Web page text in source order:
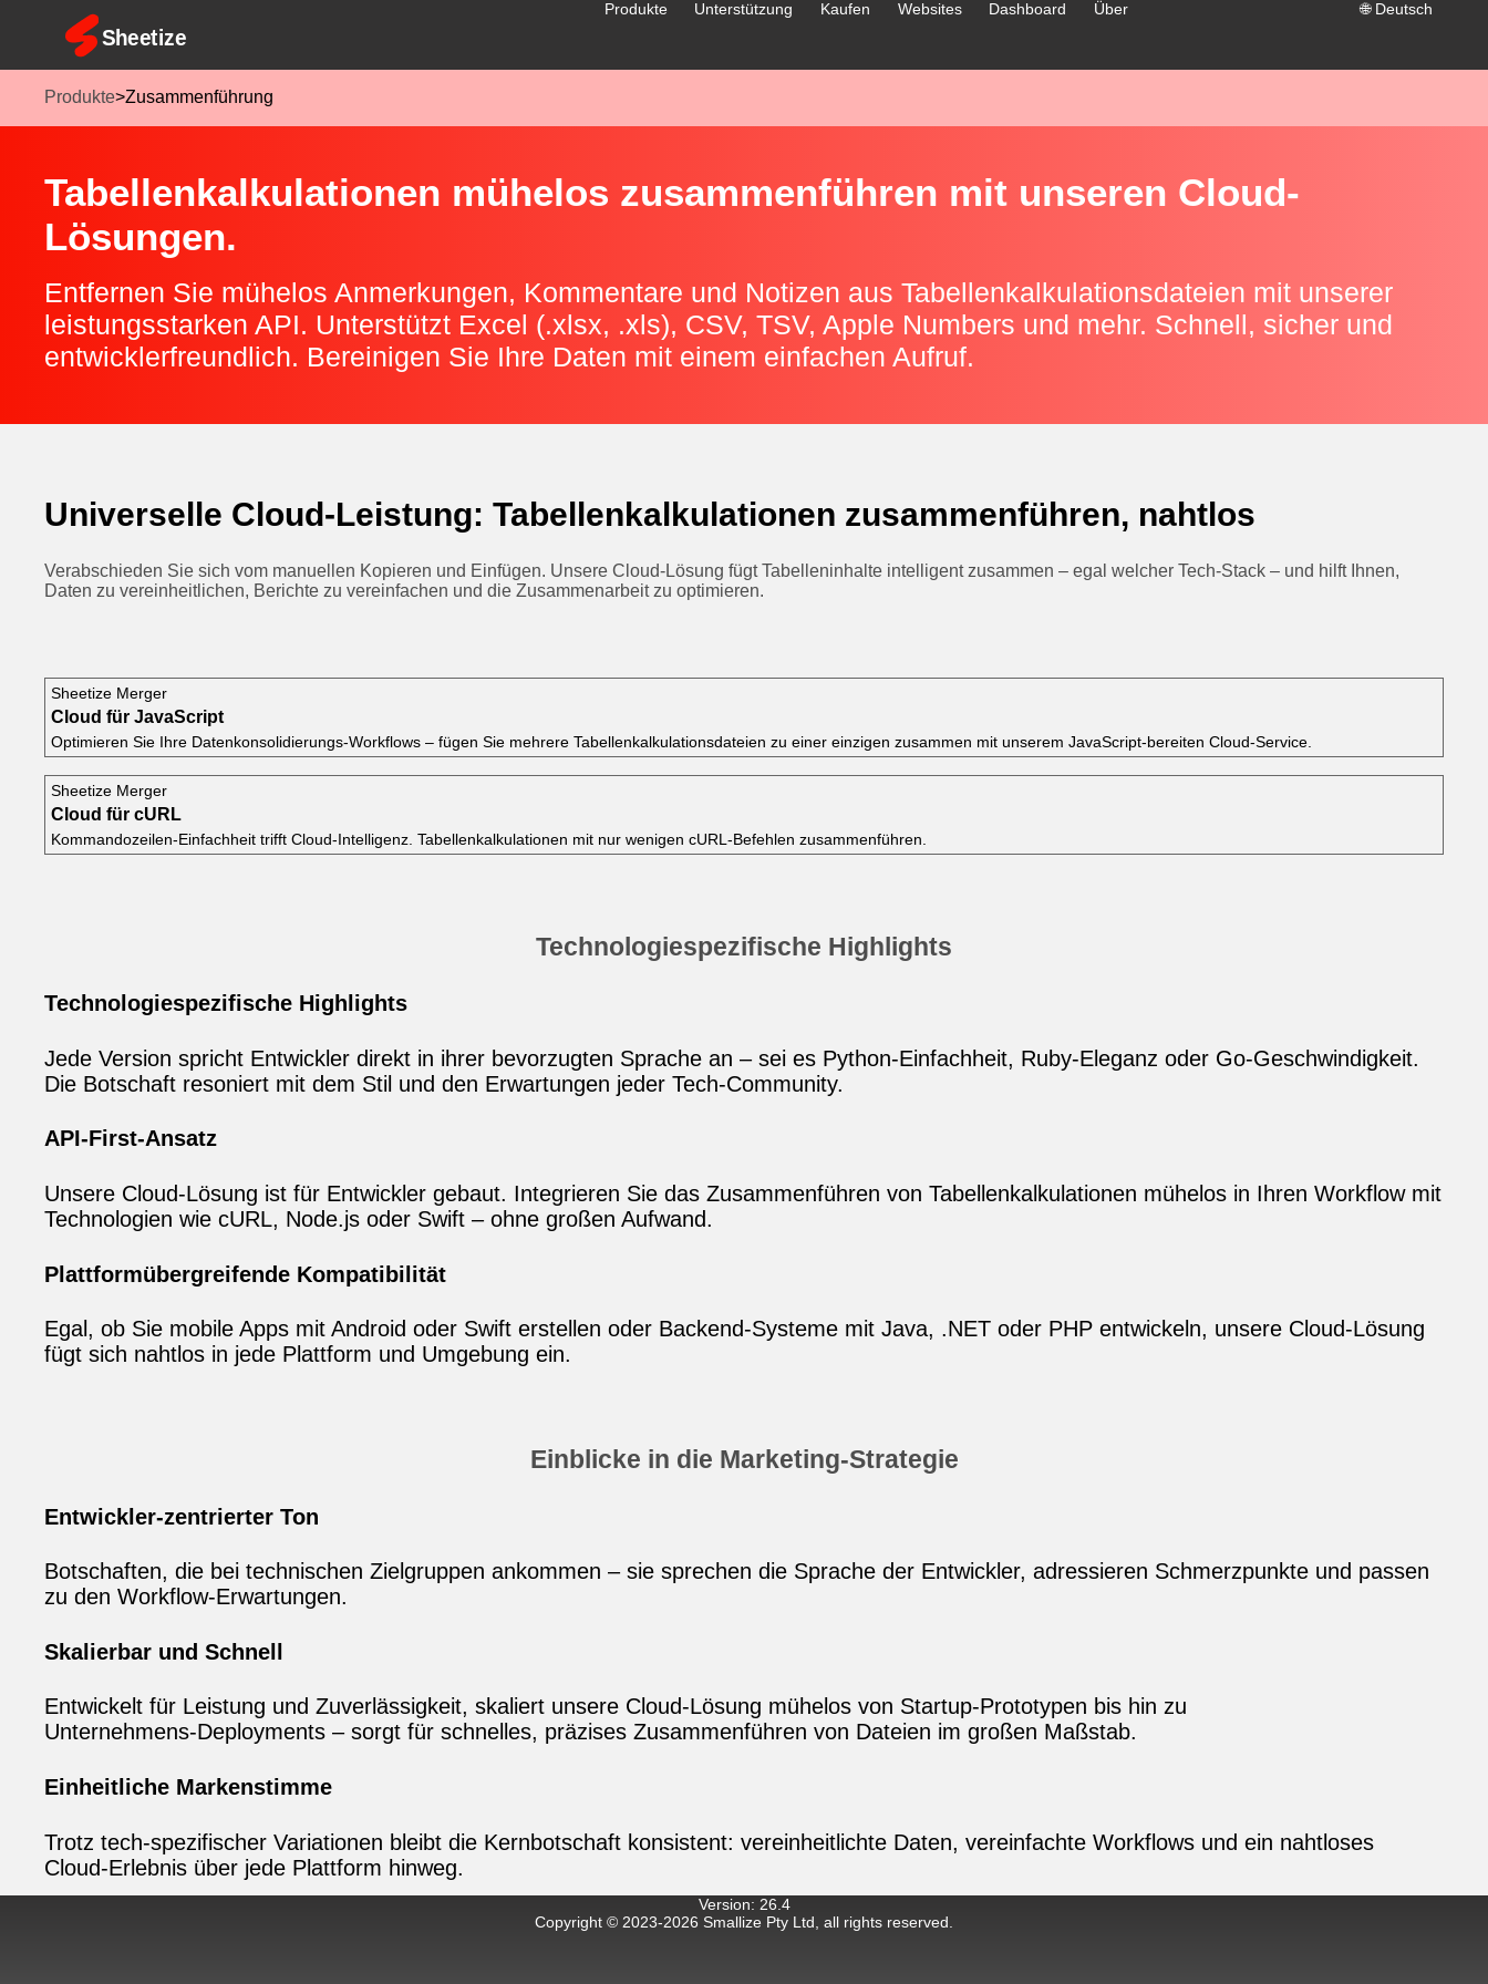
Produkte>Zusammenführung
Tabellenkalkulationen mühelos zusammenführen mit unseren Cloud-
Lösungen.
Entfernen Sie mühelos Anmerkungen, Kommentare und Notizen aus Tabellenkalkulationsdateien mit unserer
leistungsstarken API. Unterstützt Excel (.xlsx, .xls), CSV, TSV, Apple Numbers und mehr. Schnell, sicher und
entwicklerfreundlich. Bereinigen Sie Ihre Daten mit einem einfachen Aufruf.
Universelle Cloud-Leistung: Tabellenkalkulationen zusammenführen, nahtlos
Verabschieden Sie sich vom manuellen Kopieren und Einfügen. Unsere Cloud-Lösung fügt Tabelleninhalte intelligent zusammen – egal welcher Tech‑Stack – und hilft Ihnen,
Daten zu vereinheitlichen, Berichte zu vereinfachen und die Zusammenarbeit zu optimieren.
Sheetize Merger
Cloud für JavaScript
Optimieren Sie Ihre Datenkonsolidierungs‑Workflows – fügen Sie mehrere Tabellenkalkulationsdateien zu einer einzigen zusammen mit unserem JavaScript‑bereiten Cloud‑Service.
Sheetize Merger
Cloud für cURL
Kommandozeilen‑Einfachheit trifft Cloud‑Intelligenz. Tabellenkalkulationen mit nur wenigen cURL‑Befehlen zusammenführen.
Technologiespezifische Highlights
Technologiespezifische Highlights
Jede Version spricht Entwickler direkt in ihrer bevorzugten Sprache an – sei es Python‑Einfachheit, Ruby‑Eleganz oder Go‑Geschwindigkeit.
Die Botschaft resoniert mit dem Stil und den Erwartungen jeder Tech‑Community.
API‑First‑Ansatz
Unsere Cloud‑Lösung ist für Entwickler gebaut. Integrieren Sie das Zusammenführen von Tabellenkalkulationen mühelos in Ihren Workflow mit
Technologien wie cURL, Node.js oder Swift – ohne großen Aufwand.
Plattformübergreifende Kompatibilität
Egal, ob Sie mobile Apps mit Android oder Swift erstellen oder Backend‑Systeme mit Java, .NET oder PHP entwickeln, unsere Cloud‑Lösung
fügt sich nahtlos in jede Plattform und Umgebung ein.
Einblicke in die Marketing‑Strategie
Entwickler‑zentrierter Ton
Botschaften, die bei technischen Zielgruppen ankommen – sie sprechen die Sprache der Entwickler, adressieren Schmerzpunkte und passen
zu den Workflow‑Erwartungen.
Skalierbar und Schnell
Entwickelt für Leistung und Zuverlässigkeit, skaliert unsere Cloud‑Lösung mühelos von Startup‑Prototypen bis hin zu
Unternehmens‑Deployments – sorgt für schnelles, präzises Zusammenführen von Dateien im großen Maßstab.
Einheitliche Markenstimme
Trotz tech‑spezifischer Variationen bleibt die Kernbotschaft konsistent: vereinheitlichte Daten, vereinfachte Workflows und ein nahtloses
Cloud‑Erlebnis über jede Plattform hinweg.
Produkte Unterstützung Kaufen Websites Dashboard Über 🌐 Deutsch
Version: 26.4
Copyright © 2023-2026 Smallize Pty Ltd, all rights reserved.